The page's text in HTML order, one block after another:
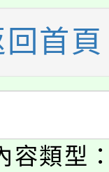
民語歌
年度第
選結果
年度第
選結果(
學推廣
分析基
導中心
入校路
專業人
回首頁
容類型